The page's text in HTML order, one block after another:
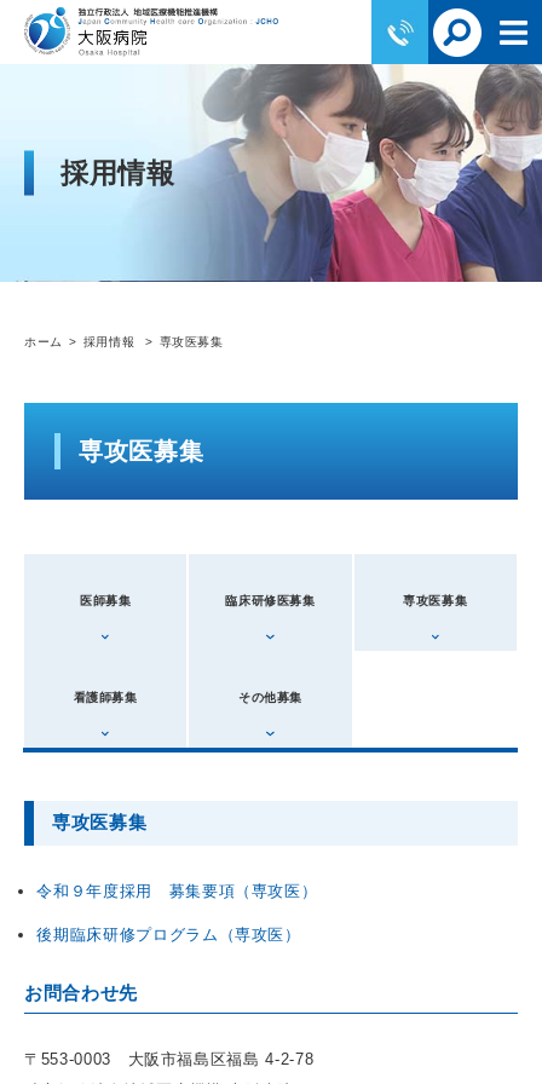
採用情報
ホーム 採用情報 専攻医募集
専攻医募集
医師募集 臨床研修医募集 専攻医募集
看護師募集 その他募集
専攻医募集
令和９年度採用 募集要項（専攻医）
後期臨床研修プログラム（専攻医）
お問合わせ先
〒553-0003 大阪市福島区福島 4-2-78